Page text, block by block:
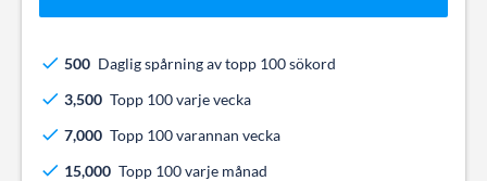
500 Daglig spårning av topp 100 sökord
3,500 Topp 100 varje vecka
7,000 Topp 100 varannan vecka
15,000 Topp 100 varje månad